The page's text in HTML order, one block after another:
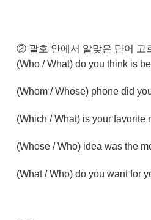
② 괄호 안에서 알맞은 단어 고
(Who / What) do you think is
(Whom / Whose) phone did
(Which / What) is your favorite
(Whose / Who) idea was the
(What / Who) do you want for